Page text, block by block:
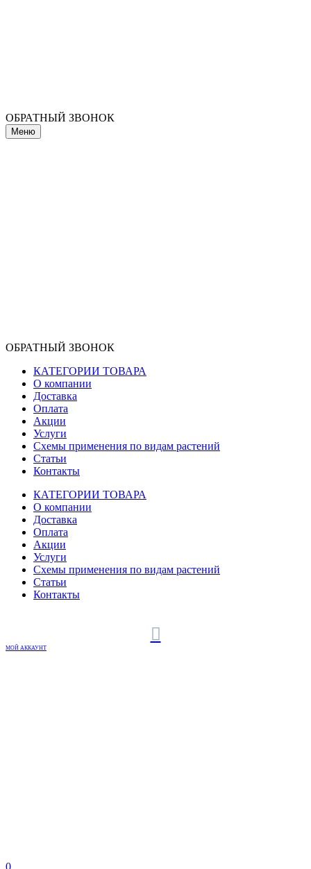
ОБРАТНЫЙ ЗВОНОК
Меню
ОБРАТНЫЙ ЗВОНОК
КАТЕГОРИИ ТОВАРА
О компании
Доставка
Оплата
Акции
Услуги
Схемы применения по видам растений
Статьи
Контакты
КАТЕГОРИИ ТОВАРА
О компании
Доставка
Оплата
Акции
Услуги
Схемы применения по видам растений
Статьи
Контакты
МОЙ АККАУНТ
0